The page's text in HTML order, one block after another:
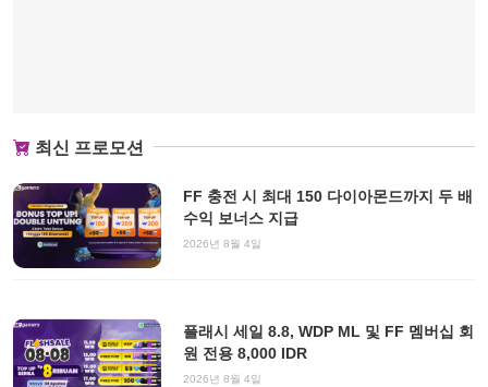
최신 프로모션
FF 충전 시 최대 150 다이아몬드까지 두 배
수익 보너스 지급
2026년 8월 4일
플래시 세일 8.8, WDP ML 및 FF 멤버십 회
원 전용 8,000 IDR
2026년 8월 4일